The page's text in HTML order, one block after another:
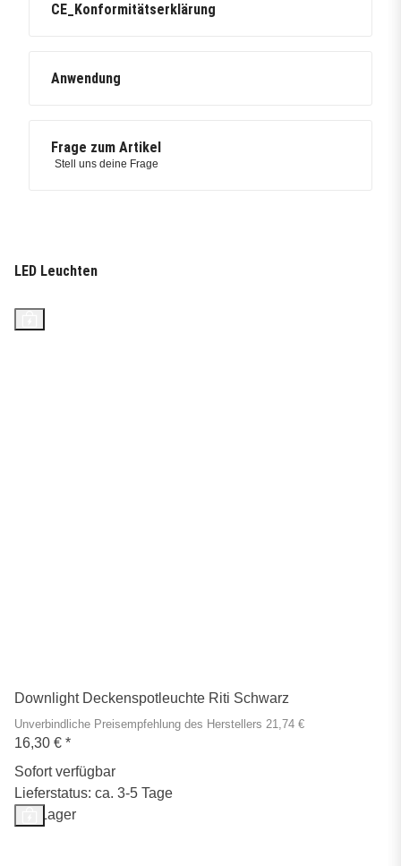
CE_Konformitätserklärung
Anwendung
Frage zum Artikel
Stell uns deine Frage
LED Leuchten
Downlight Deckenspotleuchte Riti Schwarz
Unverbindliche Preisempfehlung des Herstellers 21,74 €
16,30 € *
Sofort verfügbar
Lieferstatus: ca. 3-5 Tage
Auf Lager